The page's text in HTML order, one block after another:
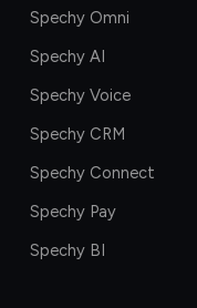
Spechy Omni
Spechy AI
Spechy Voice
Spechy CRM
Spechy Connect
Spechy Pay
Spechy BI